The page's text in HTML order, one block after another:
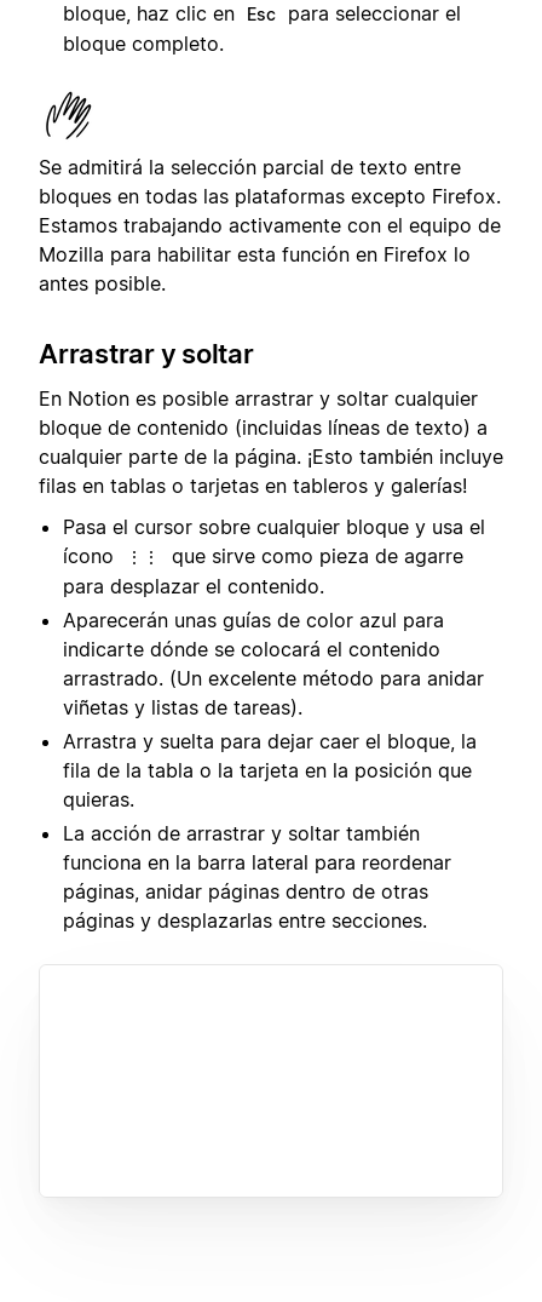
bloque, haz clic en
Esc
para seleccionar el
bloque completo.
Se admitirá la selección parcial de texto entre
bloques en todas las plataformas excepto Firefox.
Estamos trabajando activamente con el equipo de
Mozilla para habilitar esta función en Firefox lo
antes posible.
Arrastrar y soltar
En Notion es posible arrastrar y soltar cualquier
bloque de contenido (incluidas líneas de texto) a
cualquier parte de la página. ¡Esto también incluye
filas en tablas o tarjetas en tableros y galerías!
Pasa el cursor sobre cualquier bloque y usa el
ícono
⋮⋮
que sirve como pieza de agarre
para desplazar el contenido.
Aparecerán unas guías de color azul para
indicarte dónde se colocará el contenido
arrastrado. (Un excelente método para anidar
viñetas y listas de tareas).
Arrastra y suelta para dejar caer el bloque, la
fila de la tabla o la tarjeta en la posición que
quieras.
La acción de arrastrar y soltar también
funciona en la barra lateral para reordenar
páginas, anidar páginas dentro de otras
páginas y desplazarlas entre secciones.